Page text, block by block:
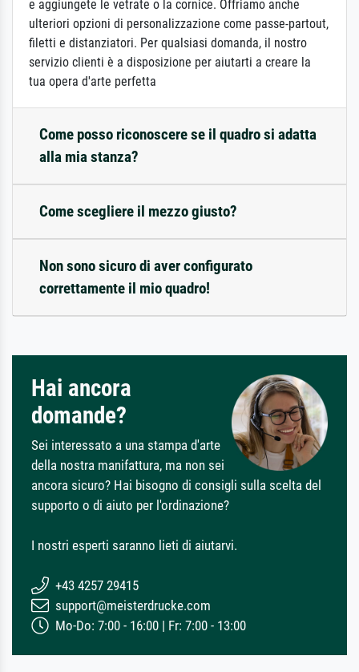
e aggiungete le vetrate o la cornice. Offriamo anche
ulteriori opzioni di personalizzazione come passe-partout,
filetti e distanziatori. Per qualsiasi domanda, il nostro
servizio clienti è a disposizione per aiutarti a creare la
tua opera d'arte perfetta
Come posso riconoscere se il quadro si adatta
alla mia stanza?
Come scegliere il mezzo giusto?
Non sono sicuro di aver configurato
correttamente il mio quadro!
Hai ancora
domande?
Sei interessato a una stampa d'arte
della nostra manifattura, ma non sei
ancora sicuro? Hai bisogno di consigli sulla scelta del
supporto o di aiuto per l'ordinazione?
I nostri esperti saranno lieti di aiutarvi.
+43 4257 29415
support@meisterdrucke.com
Mo-Do: 7:00 - 16:00 | Fr: 7:00 - 13:00